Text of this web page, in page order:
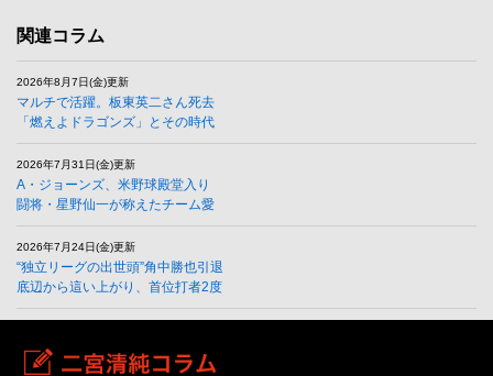
関連コラム
2026年8月7日(金)更新
マルチで活躍。板東英二さん死去
「燃えよドラゴンズ」とその時代
2026年7月31日(金)更新
A・ジョーンズ、米野球殿堂入り
闘将・星野仙一が称えたチーム愛
2026年7月24日(金)更新
“独立リーグの出世頭”角中勝也引退
底辺から這い上がり、首位打者2度